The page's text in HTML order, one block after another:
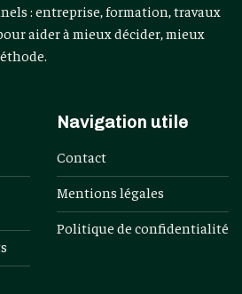
: entreprise, formation, travaux
aider à mieux décider, mieux
Navigation utile
Contact
Mentions légales
Politique de confidentialité